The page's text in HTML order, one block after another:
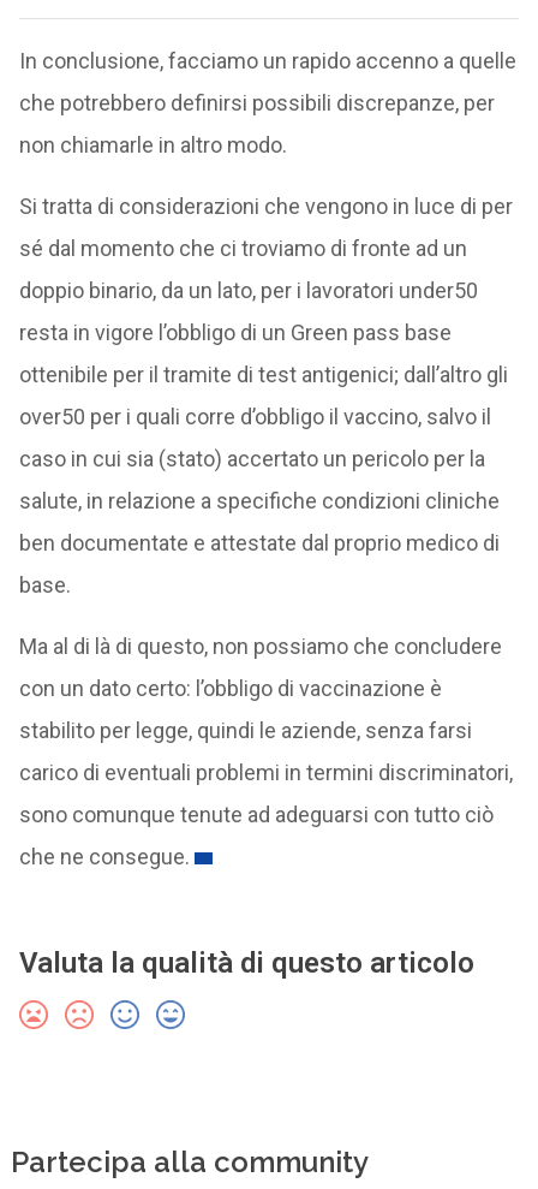
In conclusione, facciamo un rapido accenno a quelle
che potrebbero definirsi possibili discrepanze, per
non chiamarle in altro modo.
Si tratta di considerazioni che vengono in luce di per
sé dal momento che ci troviamo di fronte ad un
doppio binario, da un lato, per i lavoratori under50
resta in vigore l’obbligo di un Green pass base
ottenibile per il tramite di test antigenici; dall’altro gli
over50 per i quali corre d’obbligo il vaccino, salvo il
caso in cui sia (stato) accertato un pericolo per la
salute, in relazione a specifiche condizioni cliniche
ben documentate e attestate dal proprio medico di
base.
Ma al di là di questo, non possiamo che concludere
con un dato certo: l’obbligo di vaccinazione è
stabilito per legge, quindi le aziende, senza farsi
carico di eventuali problemi in termini discriminatori,
sono comunque tenute ad adeguarsi con tutto ciò
che ne consegue.
Valuta la qualità di questo articolo
Partecipa alla community